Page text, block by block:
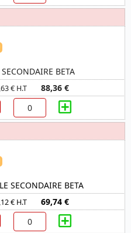
BETA
€ H.T 88,36 €
SECONDAIRE BETA
€ H.T 69,74 €